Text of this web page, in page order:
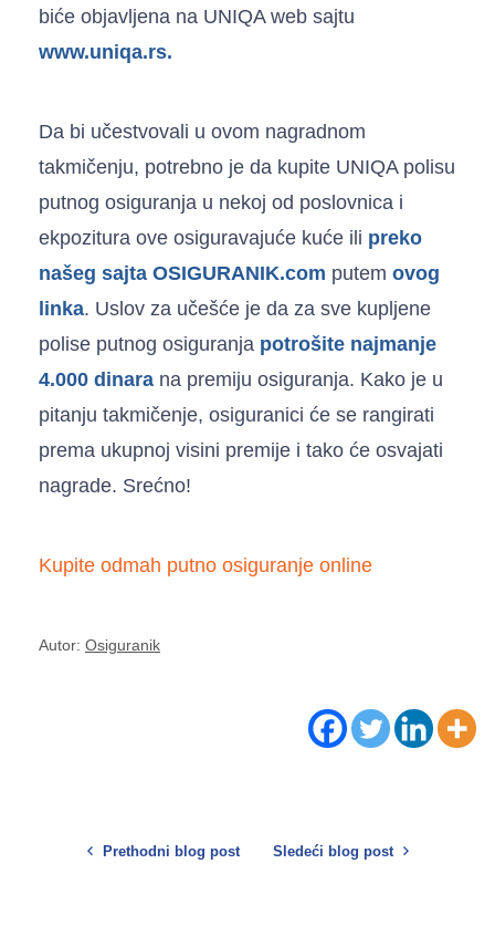
biće objavljena na UNIQA web sajtu
www.uniqa.rs.
Da bi učestvovali u ovom nagradnom
takmičenju, potrebno je da kupite UNIQA polisu
putnog osiguranja u nekoj od poslovnica i
ekpozitura ove osiguravajuće kuće ili preko
našeg sajta OSIGURANIK.com putem ovog
linka. Uslov za učešće je da za sve kupljene
polise putnog osiguranja potrošite najmanje
4.000 dinara na premiju osiguranja. Kako je u
pitanju takmičenje, osiguranici će se rangirati
prema ukupnoj visini premije i tako će osvajati
nagrade. Srećno!
Kupite odmah putno osiguranje online
Autor: Osiguranik
Prethodni blog post Sledeći blog post